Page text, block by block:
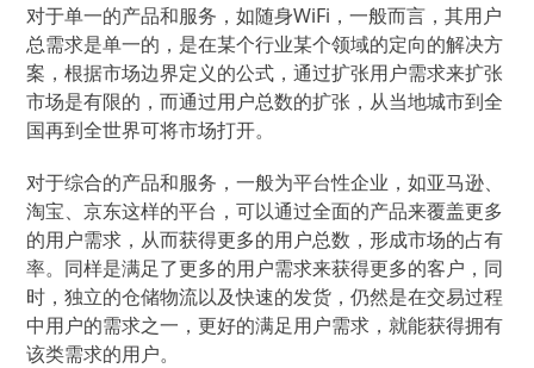
对于单一的产品和服务，如随身WiFi，一般而言，其用户
总需求是单一的，是在某个行业某个领域的定向的解决方
案，根据市场边界定义的公式，通过扩张用户需求来扩张
市场是有限的，而通过用户总数的扩张，从当地城市到全
国再到全世界可将市场打开。
对于综合的产品和服务，一般为平台性企业，如亚马逊、
淘宝、京东这样的平台，可以通过全面的产品来覆盖更多
的用户需求，从而获得更多的用户总数，形成市场的占有
率。同样是满足了更多的用户需求来获得更多的客户，同
时，独立的仓储物流以及快速的发货，仍然是在交易过程
中用户的需求之一，更好的满足用户需求，就能获得拥有
该类需求的用户。